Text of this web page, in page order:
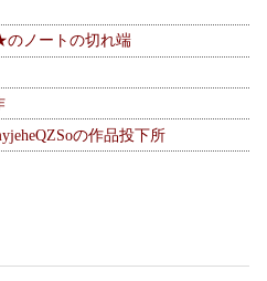
のノートの切れ端
の作品投下所